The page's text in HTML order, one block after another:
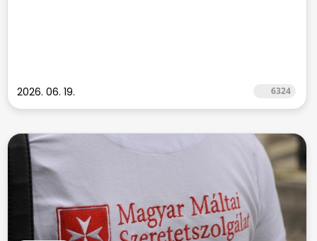
2026. 06. 19. 6324